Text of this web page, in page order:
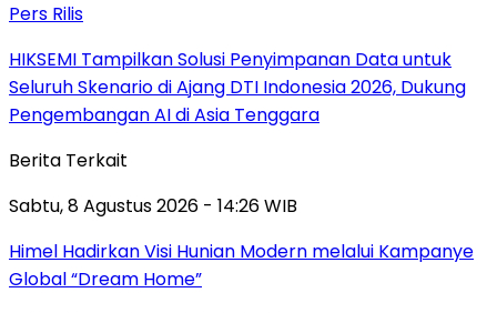
Pers Rilis
HIKSEMI Tampilkan Solusi Penyimpanan Data untuk
Seluruh Skenario di Ajang DTI Indonesia 2026, Dukung
Pengembangan AI di Asia Tenggara
Berita Terkait
Sabtu, 8 Agustus 2026 - 14:26 WIB
Himel Hadirkan Visi Hunian Modern melalui Kampanye
Global “Dream Home”